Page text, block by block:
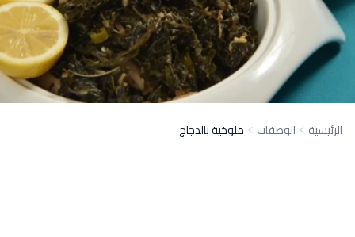
الرئيسية الوصفات ملوخية بالدجاج